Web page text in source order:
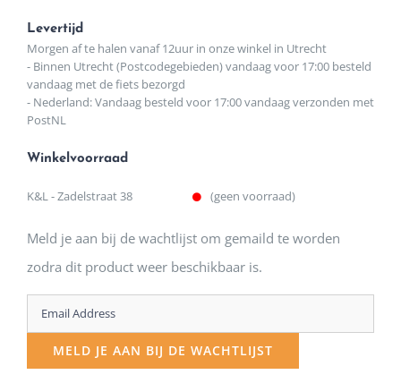
Levertijd
Morgen af te halen vanaf 12uur in onze winkel in Utrecht
- Binnen Utrecht (Postcodegebieden) vandaag voor 17:00 besteld
vandaag met de fiets bezorgd
- Nederland: Vandaag besteld voor 17:00 vandaag verzonden met
PostNL
Winkelvoorraad
K&L - Zadelstraat 38 (geen voorraad)
Meld je aan bij de wachtlijst om gemaild te worden
zodra dit product weer beschikbaar is.
Enter
your
email
MELD JE AAN BIJ DE WACHTLIJST